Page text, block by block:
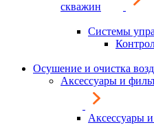
скважин
Системы
Осушение и очистка
Аксессуары и
Аксессуары